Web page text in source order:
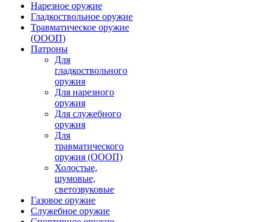
Нарезное оружие
Гладкоствольное оружие
Травматическое оружие
(ОООП)
Патроны
Для
гладкоствольного
оружия
Для нарезного
оружия
Для служебного
оружия
Для
травматического
оружия (ОООП)
Холостые,
шумовые,
светозвуковые
Газовое оружие
Служебное оружие